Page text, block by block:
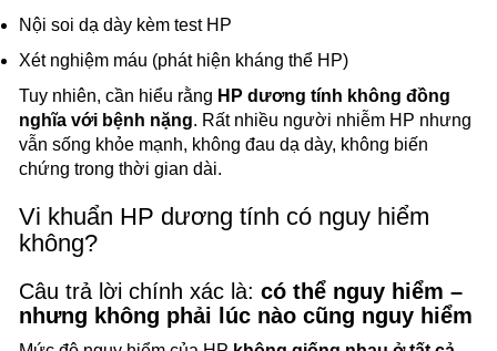
Nội soi dạ dày kèm test HP
Xét nghiệm máu (phát hiện kháng thể HP)
Tuy nhiên, cần hiểu rằng HP dương tính không đồng
nghĩa với bệnh nặng. Rất nhiều người nhiễm HP nhưng
vẫn sống khỏe mạnh, không đau dạ dày, không biến
chứng trong thời gian dài.
Vi khuẩn HP dương tính có nguy hiểm
không?
Câu trả lời chính xác là: có thể nguy hiểm –
nhưng không phải lúc nào cũng nguy hiểm